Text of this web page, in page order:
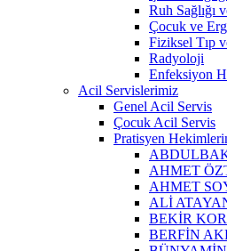
Ruh Sağlığı
Çocuk ve
Fiziksel Tıp
Radyoloji
Enfeksiyon
Acil Servislerimiz
Genel Acil Servis
Çocuk Acil Servis
Pratisyen
AHMET
AHMET
ALİ
BEKİR
BERFİN